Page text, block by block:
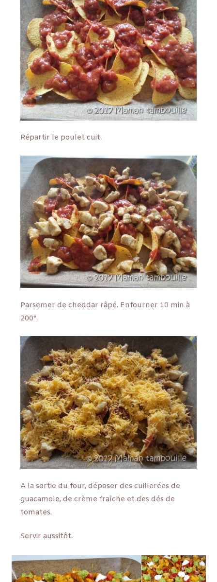
Répartir le poulet cuit.
Parsemer de cheddar râpé. Enfourner 10 min à
200°.
A la sortie du four, déposer des cuillerées de
guacamole, de crème fraîche et des dés de
tomates.
Servir aussitôt.